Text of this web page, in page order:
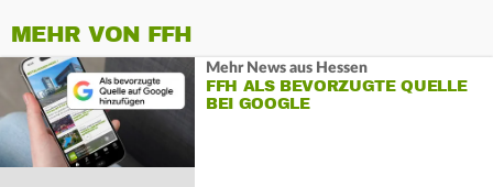
MEHR VON FFH
Mehr News aus Hessen
FFH ALS BEVORZUGTE QUELLE
BEI GOOGLE